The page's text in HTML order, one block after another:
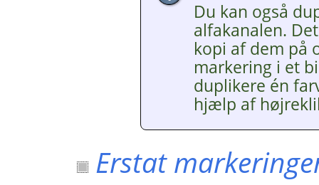
Du kan også
alfakanalen.
kopi af dem på
markering i et
duplikere én
hjælp af
Erstat